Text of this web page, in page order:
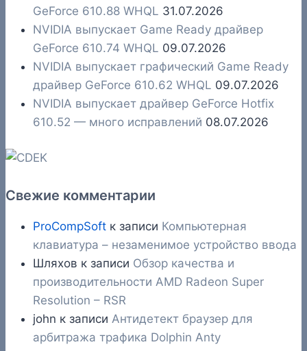
GeForce 610.88 WHQL 31.07.2026
NVIDIA выпускает Game Ready драйвер
GeForce 610.74 WHQL 09.07.2026
NVIDIA выпускает графический Game Ready
драйвер GeForce 610.62 WHQL 09.07.2026
NVIDIA выпускает драйвер GeForce Hotfix
610.52 — много исправлений 08.07.2026
Свежие комментарии
ProCompSoft к записи Компьютерная
клавиатура – незаменимое устройство ввода
Шляхов к записи Обзор качества и
производительности AMD Radeon Super
Resolution – RSR
john к записи Антидетект браузер для
арбитража трафика Dolphin Anty